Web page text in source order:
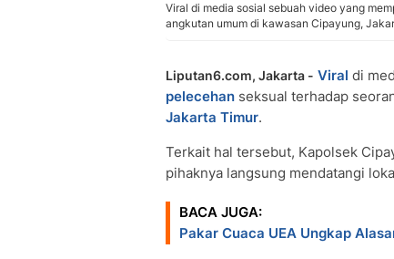
Viral di media sosial sebuah video yang
angkutan umum di kawasan Cipayung,
Liputan6.com, Jakarta - Viral di
pelecehan seksual terhadap
Jakarta Timur.
Terkait hal tersebut, Kapolsek
pihaknya langsung mendatangi
BACA JUGA:
Pakar Cuaca UEA Ungkap